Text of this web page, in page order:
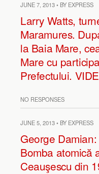
JUNE 7, 2013 • BY EXPRESS
Larry Watts,
Maramures.
la Baia Mare,
Mare cu
Prefectului.
NO RESPONSES
JUNE 5, 2013 • BY EXPRESS
George
Bomba atomică
Ceauşescu din